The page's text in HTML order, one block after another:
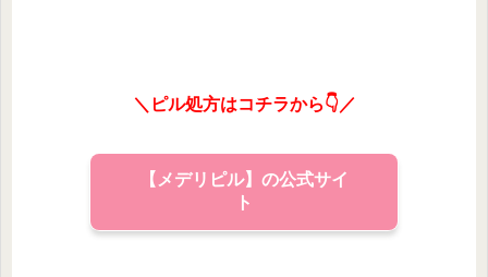
＼ピル処方はコチラから👇／
【メデリピル】の公式サイ
ト